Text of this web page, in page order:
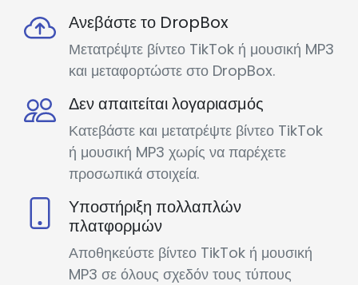
Ανεβάστε το DropBox
Μετατρέψτε βίντεο TikTok ή μουσική MP3
και μεταφορτώστε στο DropBox.
Δεν απαιτείται λογαριασμός
Κατεβάστε και μετατρέψτε βίντεο TikTok
ή μουσική MP3 χωρίς να παρέχετε
προσωπικά στοιχεία.
Υποστήριξη πολλαπλών
πλατφορμών
Αποθηκεύστε βίντεο TikTok ή μουσική
MP3 σε όλους σχεδόν τους τύπους